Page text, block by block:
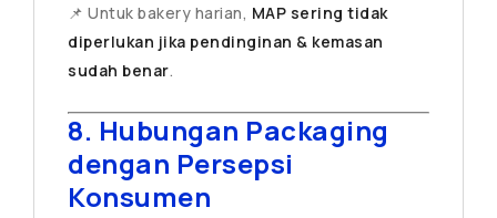
📌 Untuk bakery harian, MAP sering tidak
diperlukan jika pendinginan & kemasan
sudah benar.
8. Hubungan Packaging
dengan Persepsi
Konsumen